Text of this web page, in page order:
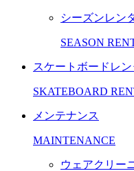
シーズンレン
SEASON
スケートボードレ
SKATEBOARD
メンテナンス
MAINTENANCE
ウェアクリー